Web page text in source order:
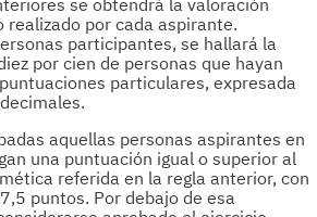
se obtendrá la valoración
por cada aspirante.
participantes, se hallará la
por cien de personas que hayan
particulares, expresada
aquellas personas aspirantes en
una puntuación igual o superior al
referida en la regla anterior, con
puntos. Por debajo de esa